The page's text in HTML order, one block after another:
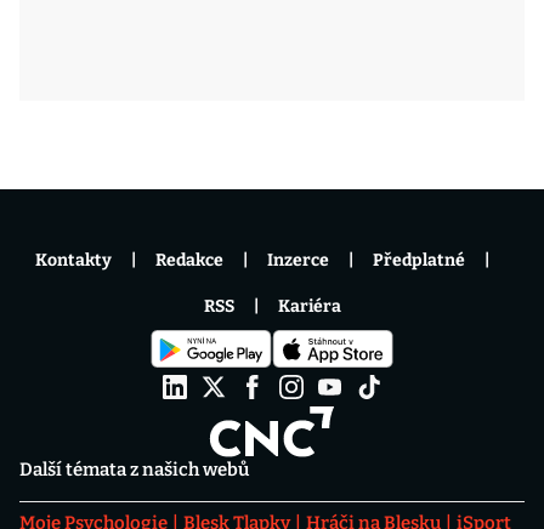
Další témata z našich webů
Moje Psychologie Blesk Tlapky Hráči na Blesku
iSport
Kontakty Redakce Inzerce Předplatné
RSS Kariéra